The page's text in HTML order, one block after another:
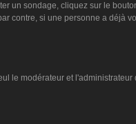
un sondage, cliquez sur le
contre, si une personne a déjà
le modérateur et